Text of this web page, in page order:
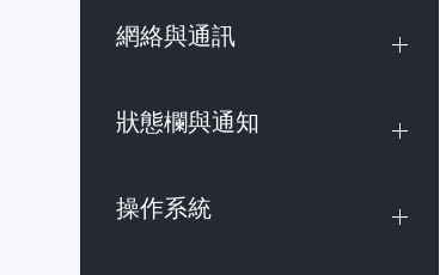
網絡與通訊
狀態欄與通知
操作系統